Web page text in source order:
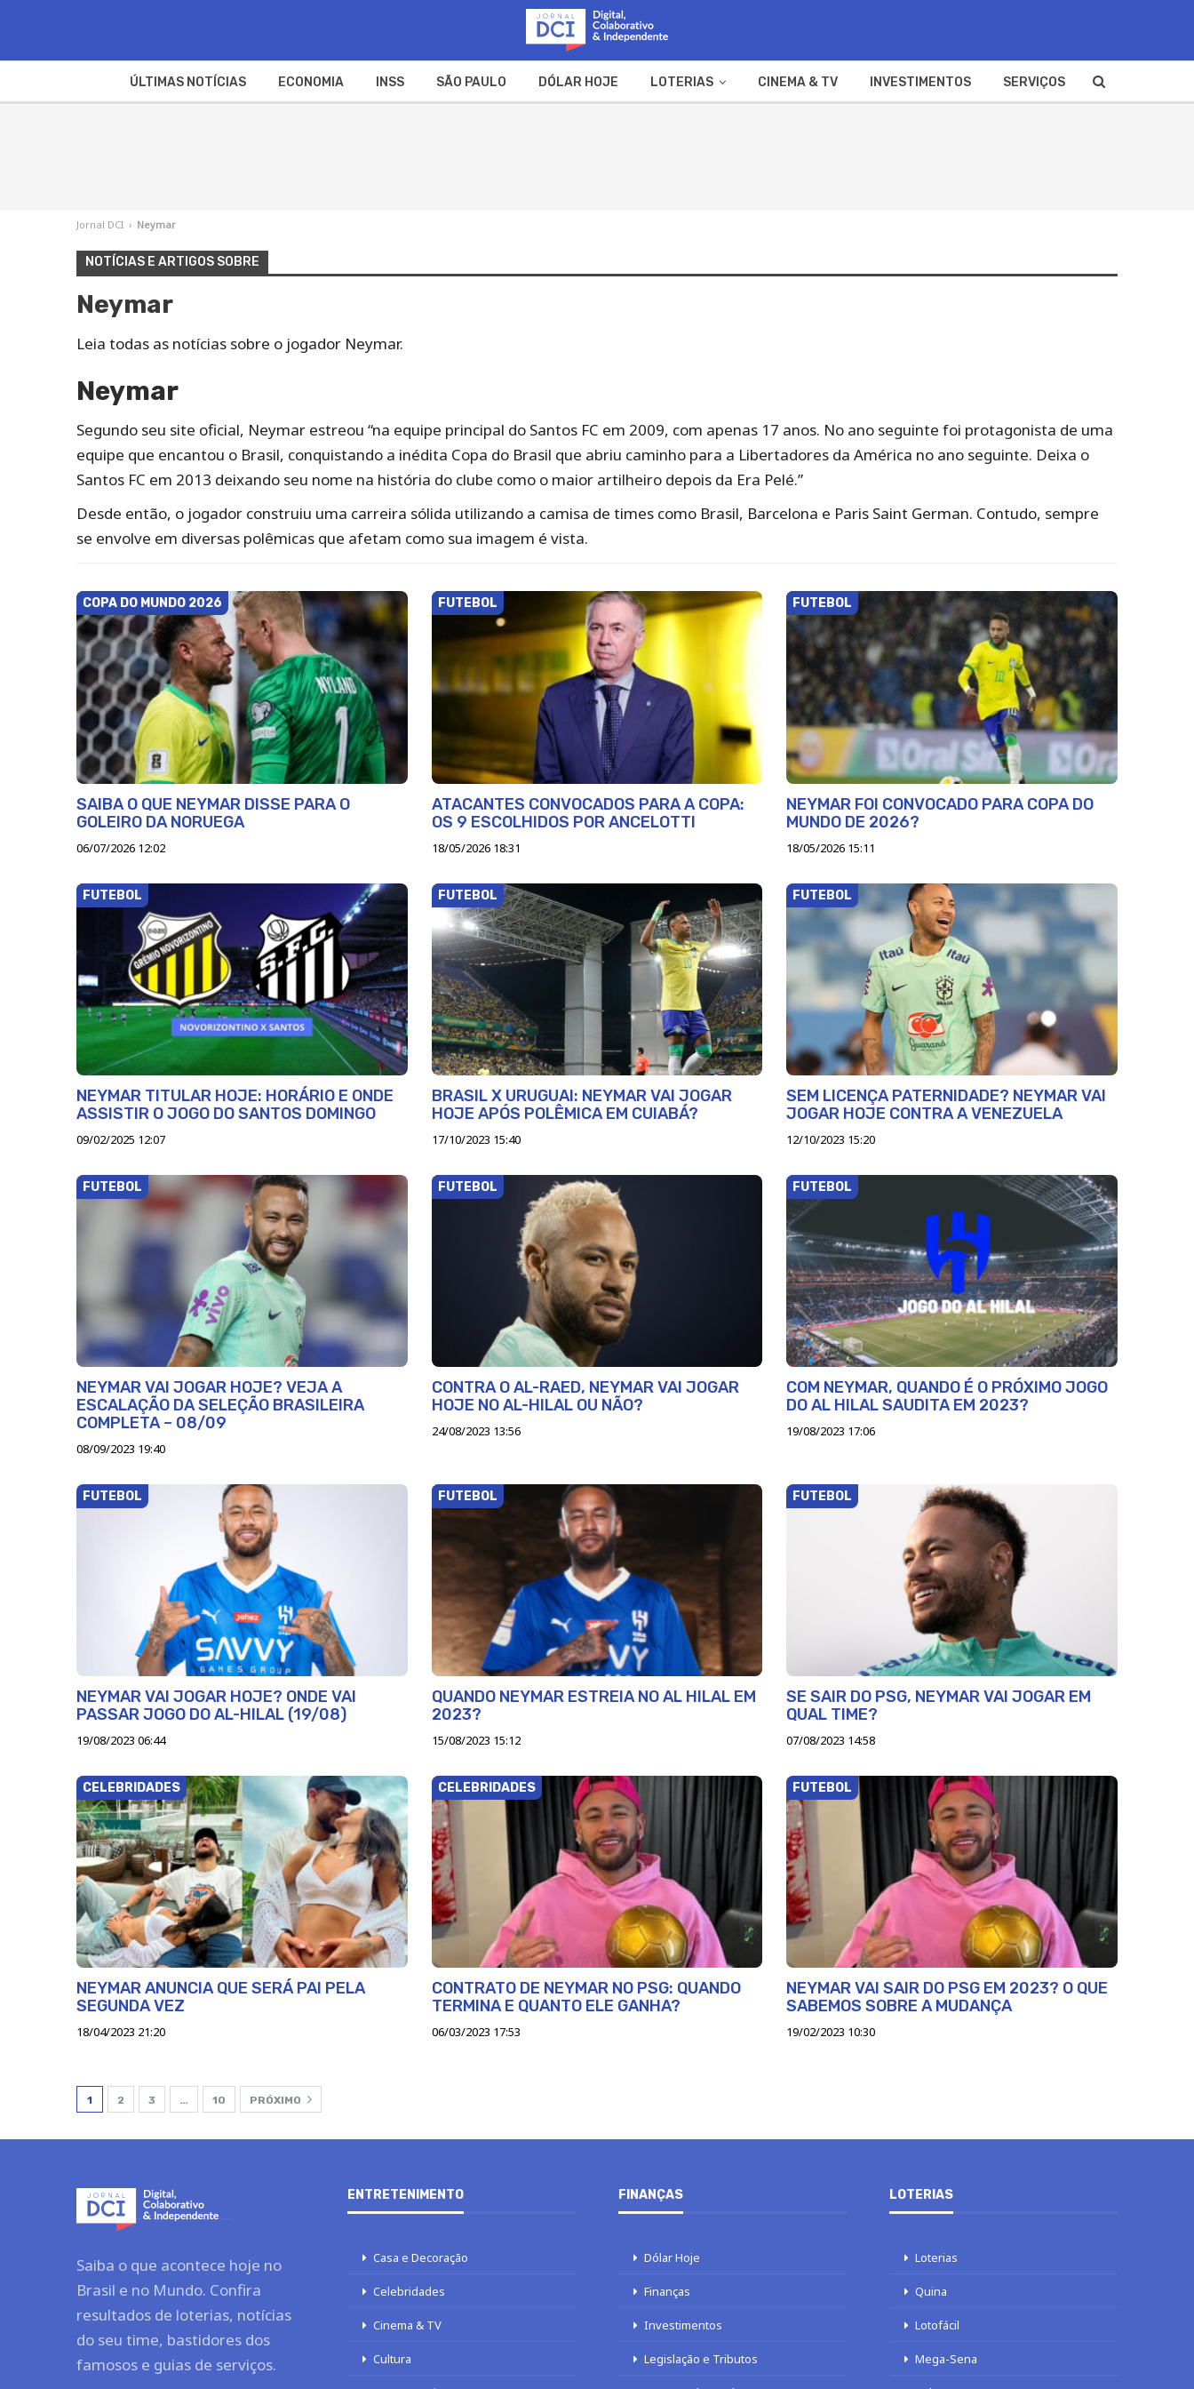
ÚLTIMAS NOTÍCIAS ECONOMIA INSS SÃO PAULO DÓLAR HOJE LOTERIAS CINEMA & TV INVESTIMENTOS SERVIÇOS
Jornal DCI › Neymar
NOTÍCIAS E ARTIGOS SOBRE
Neymar
Leia todas as notícias sobre o jogador Neymar.
Neymar
Segundo seu site oficial, Neymar estreou “na equipe principal do Santos FC em 2009, com apenas 17 anos. No ano seguinte foi protagonista de uma
equipe que encantou o Brasil, conquistando a inédita Copa do Brasil que abriu caminho para a Libertadores da América no ano seguinte. Deixa o
Santos FC em 2013 deixando seu nome na história do clube como o maior artilheiro depois da Era Pelé.”
Desde então, o jogador construiu uma carreira sólida utilizando a camisa de times como Brasil, Barcelona e Paris Saint German. Contudo, sempre
se envolve em diversas polêmicas que afetam como sua imagem é vista.
COPA DO MUNDO 2026
SAIBA O QUE NEYMAR DISSE PARA O
GOLEIRO DA NORUEGA
06/07/2026 12:02
FUTEBOL
ATACANTES CONVOCADOS PARA A COPA:
OS 9 ESCOLHIDOS POR ANCELOTTI
18/05/2026 18:31
FUTEBOL
NEYMAR FOI CONVOCADO PARA COPA DO
MUNDO DE 2026?
18/05/2026 15:11
FUTEBOL
NEYMAR TITULAR HOJE: HORÁRIO E ONDE
ASSISTIR O JOGO DO SANTOS DOMINGO
09/02/2025 12:07
FUTEBOL
BRASIL X URUGUAI: NEYMAR VAI JOGAR
HOJE APÓS POLÊMICA EM CUIABÁ?
17/10/2023 15:40
FUTEBOL
SEM LICENÇA PATERNIDADE? NEYMAR VAI
JOGAR HOJE CONTRA A VENEZUELA
12/10/2023 15:20
FUTEBOL
NEYMAR VAI JOGAR HOJE? VEJA A
ESCALAÇÃO DA SELEÇÃO BRASILEIRA
COMPLETA – 08/09
08/09/2023 19:40
FUTEBOL
CONTRA O AL-RAED, NEYMAR VAI JOGAR
HOJE NO AL-HILAL OU NÃO?
24/08/2023 13:56
FUTEBOL
COM NEYMAR, QUANDO É O PRÓXIMO JOGO
DO AL HILAL SAUDITA EM 2023?
19/08/2023 17:06
FUTEBOL
NEYMAR VAI JOGAR HOJE? ONDE VAI
PASSAR JOGO DO AL-HILAL (19/08)
19/08/2023 06:44
FUTEBOL
QUANDO NEYMAR ESTREIA NO AL HILAL EM
2023?
15/08/2023 15:12
FUTEBOL
SE SAIR DO PSG, NEYMAR VAI JOGAR EM
QUAL TIME?
07/08/2023 14:58
CELEBRIDADES
NEYMAR ANUNCIA QUE SERÁ PAI PELA
SEGUNDA VEZ
18/04/2023 21:20
CELEBRIDADES
CONTRATO DE NEYMAR NO PSG: QUANDO
TERMINA E QUANTO ELE GANHA?
06/03/2023 17:53
FUTEBOL
NEYMAR VAI SAIR DO PSG EM 2023? O QUE
SABEMOS SOBRE A MUDANÇA
19/02/2023 10:30
1 2 3 … 10 PRÓXIMO
Saiba o que acontece hoje no
Brasil e no Mundo. Confira
resultados de loterias, notícias
do seu time, bastidores dos
famosos e guias de serviços.
ENTRETENIMENTO
Casa e Decoração
Celebridades
Cinema & TV
Cultura
FINANÇAS
Dólar Hoje
Finanças
Investimentos
Legislação e Tributos
LOTERIAS
Loterias
Quina
Lotofácil
Mega-Sena